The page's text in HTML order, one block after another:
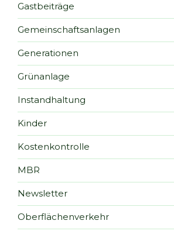
Gastbeiträge
Gemeinschaftsanlagen
Generationen
Grünanlage
Instandhaltung
Kinder
Kostenkontrolle
MBR
Newsletter
Oberflächenverkehr